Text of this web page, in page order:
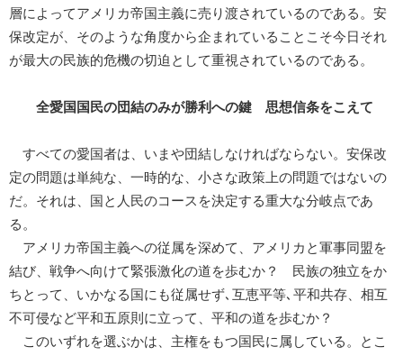
層によってアメリカ帝国主義に売り渡されているのである。安
保改定が、そのような角度から企まれていることこそ今日それ
が最大の民族的危機の切迫として重視されているのである。
全愛国国民の団結のみが勝利への鍵 思想信条をこえて
すべての愛国者は、いまや団結しなければならない。安保改
定の問題は単純な、一時的な、小さな政策上の問題ではないの
だ。それは、国と人民のコースを決定する重大な分岐点であ
る。
アメリカ帝国主義への従属を深めて、アメリカと軍事同盟を
結び、戦争へ向けて緊張激化の道を歩むか？ 民族の独立をか
ちとって、いかなる国にも従属せず､互恵平等､平和共存、相互
不可侵など平和五原則に立って、平和の道を歩むか？
このいずれを選ぶかは、主権をもつ国民に属している。とこ